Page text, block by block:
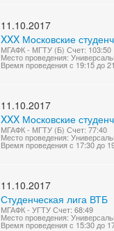
11.10.2017
XXX Московские
МГАФК - МГТУ (Б) Счет: 103:50
Место проведения:
Время проведения с 19:15 до
11.10.2017
XXX Московские
МГАФК - МГТУ (Б) Счет: 77:40
Место проведения:
Время проведения с 17:30 до
11.10.2017
Студенческая лига ВТБ
МГАФК - УГТУ Счет: 68:49
Место проведения:
Время проведения с 15:30 до